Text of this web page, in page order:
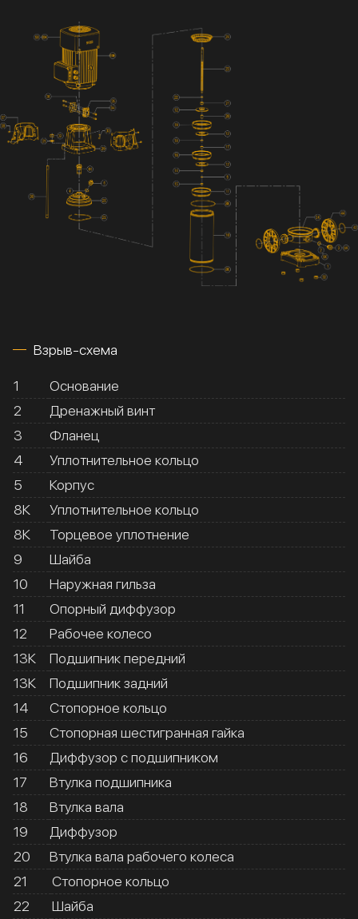
Взрыв-схема
1
Основание
2
Дренажный винт
3
Фланец
4
Уплотнительное кольцо
5
Корпус
8К
Уплотнительное кольцо
8К
Торцевое уплотнение
9
Шайба
10
Наружная гильза
11
Опорный диффузор
12
Рабочее колесо
13К
Подшипник передний
13К
Подшипник задний
14
Стопорное кольцо
15
Стопорная шестигранная гайка
16
Диффузор с подшипником
17
Втулка подшипника
18
Втулка вала
19
Диффузор
20
Втулка вала рабочего колеса
21
Стопорное кольцо
22
Шайба